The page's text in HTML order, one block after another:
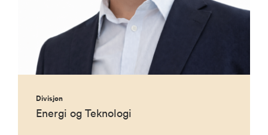
Divisjon
Energi og Teknologi